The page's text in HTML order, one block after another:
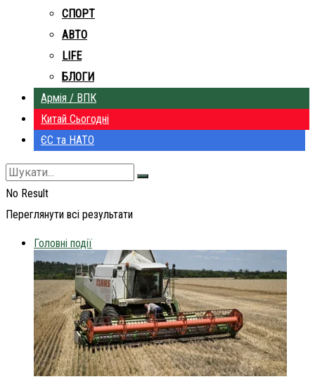
СПОРТ
АВТО
LIFE
БЛОГИ
Армія / ВПК
Китай Сьогодні
ЄС та НАТО
No Result
Переглянути всі результати
Головні події